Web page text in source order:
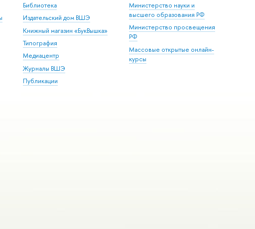
Библиотека
Издательский дом ВШЭ
Книжный магазин «БукВышка»
Типография
Медиацентр
Журналы ВШЭ
Публикации
Министерство науки и
высшего образования РФ
Министерство просвещения
РФ
Массовые открытые онлайн-
курсы